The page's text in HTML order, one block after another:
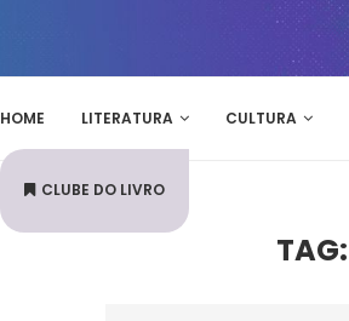
HOME LITERATURA CULTURA
CLUBE DO LIVRO
TAG: